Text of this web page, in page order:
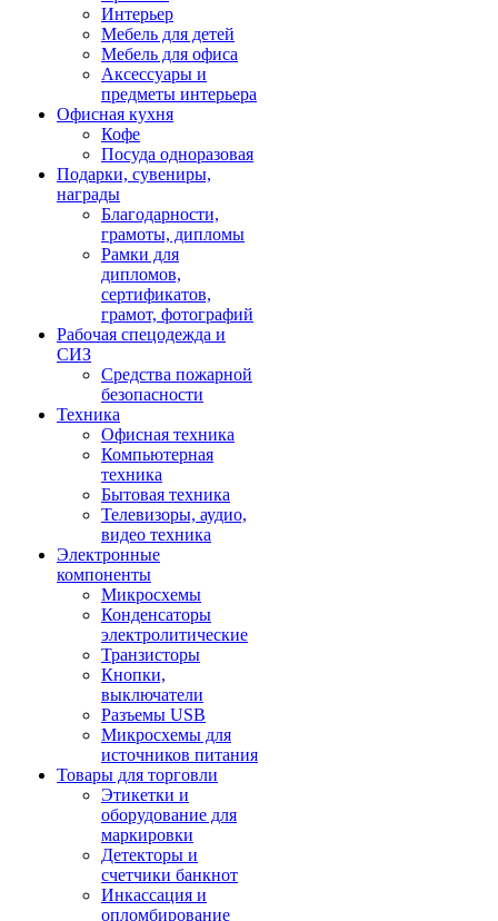
Интерьер
Мебель для детей
Мебель для офиса
Аксессуары и
предметы интерьера
Офисная кухня
Кофе
Посуда одноразовая
Подарки, сувениры,
награды
Благодарности,
грамоты, дипломы
Рамки для
дипломов,
сертификатов,
грамот, фотографий
Рабочая спецодежда и
СИЗ
Средства пожарной
безопасности
Техника
Офисная техника
Компьютерная
техника
Бытовая техника
Телевизоры, аудио,
видео техника
Электронные
компоненты
Микросхемы
Конденсаторы
электролитические
Транзисторы
Кнопки,
выключатели
Разъемы USB
Микросхемы для
источников питания
Товары для торговли
Этикетки и
оборудование для
маркировки
Детекторы и
счетчики банкнот
Инкассация и
опломбирование